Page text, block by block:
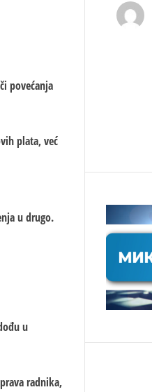
povećanja
plata, već
u drugo.
u
radnika,